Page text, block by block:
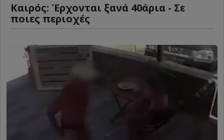
Καιρός: Έρχονται ξανά 40άρια - Σε
ποιες περιοχές